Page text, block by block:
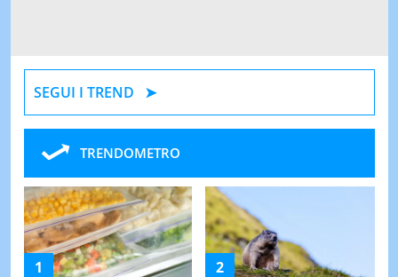
SEGUI I TREND
TRENDOMETRO